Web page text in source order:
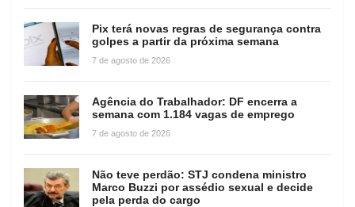
Pix terá novas regras de segurança contra
golpes a partir da próxima semana
7 de agosto de 2026
Agência do Trabalhador: DF encerra a
semana com 1.184 vagas de emprego
7 de agosto de 2026
Não teve perdão: STJ condena ministro
Marco Buzzi por assédio sexual e decide
pela perda do cargo